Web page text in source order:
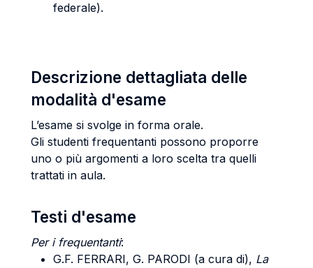
federale).
Descrizione dettagliata delle
modalità d'esame
L’esame si svolge in forma orale.
Gli studenti frequentanti possono proporre
uno o più argomenti a loro scelta tra quelli
trattati in aula.
Testi d'esame
Per i frequentanti:
G.F. FERRARI, G. PARODI (a cura di), La